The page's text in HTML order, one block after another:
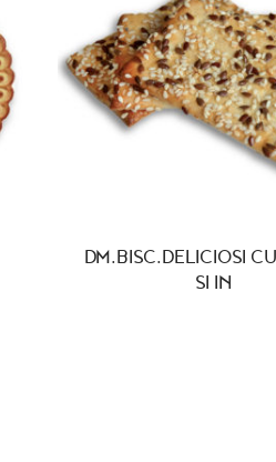
DM.BISC.DELICIOSI
SI IN